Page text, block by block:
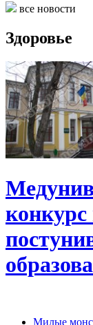
все новости
Здоровье
конкурс
Милые